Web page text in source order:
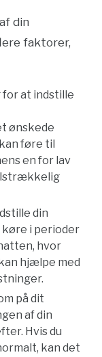
din
faktorer,
for at indstille
ønskede
føre til
en for lav
din
køre i perioder
hvor
hjælpe med
på dit
af din
Hvis du
kan det